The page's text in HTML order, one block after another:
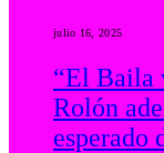
julio 16, 2025
“El Baila
Rolón
esperado